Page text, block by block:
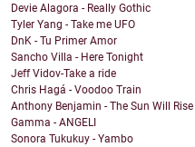
Devie Alagora - Really Gothic
Tyler Yang - Take me UFO
DnK - Tu Primer Amor
Sancho Villa - Here Tonight
Jeff Vidov-Take a ride
Chris Hagá - Voodoo Train
Anthony Benjamin - The Sun Will Rise
Gamma - ANGELI
Sonora Tukukuy - Yambo